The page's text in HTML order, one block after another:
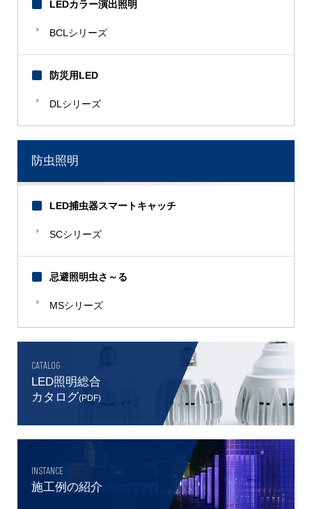
LEDカラー演出照明
BCLシリーズ
防災用LED
DLシリーズ
防虫照明
LED捕虫器スマートキャッチ
SCシリーズ
忌避照明虫さ～る
MSシリーズ
CATALOG
LED照明総合
カタログ(PDF)
INSTANCE
施工例の紹介